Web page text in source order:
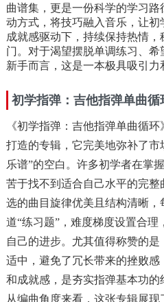
曲谱集，更是一份科学的学习路
动方式，将技巧融入音乐，让
成就感驱动下，持续保持热情
门。对于渴望摆脱单调练习、
新手而言，这是一本极具吸引力
初学指弹：吉他指弹单曲循
《初学指弹：吉他指弹单曲循
打造的专辑，它完美地弥补了市
乐谱”的空白。许多初学者在掌
苦于找不到适合自己水平的完
选的曲目旋律优美且结构清晰
道“练习题”，难度梯度设置合理
自己的进步。尤其值得称赞的
适中，避免了冗长带来的挫败
和成就感，是夯实指弹基本功的
从编曲角度来看，这张专辑展